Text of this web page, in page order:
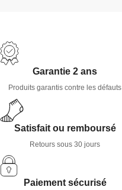
Garantie 2 ans
Produits garantis contre les défauts
Satisfait ou remboursé
Retours sous 30 jours
Paiement sécurisé